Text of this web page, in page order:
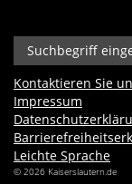
Kontaktieren Sie
Impressum
Leichte Sprache
© 2026 Kaiserslautern.de